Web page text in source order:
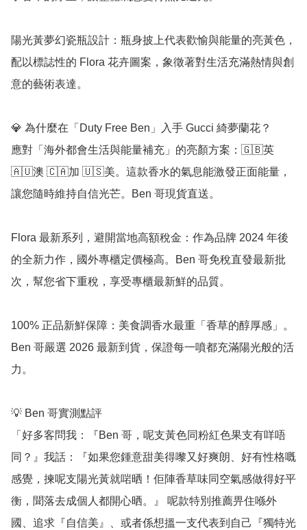
陽光黃夢幻瓷瓶設計：瓶身披上代表歡愉與能量的亮黃色，
配以標誌性的 Flora 花卉圖案，象徵著對生活充滿熱情與創
意的藝術表達。
💎 為什麼在「Duty Free Ben」入手 Gucci 綺夢蘭花？
應對「海外都會生活與能量補充」的亮顏方案：🇬🇧英
🇦🇺澳 🇨🇦加 🇺🇸美。這款香水的氣息能激發正面能量，
讓您隨時維持自信光芒。Ben 哥現貨直送。
Flora 最新系列，避開當地高額稅金：作為品牌 2024 年後
的全新力作，國外專櫃定價極高。Ben 哥免稅直發最新批
次，幫您省下重稅，享受專櫃最新鮮的品質。
100% 正品新鮮保障：美食調香水最重「香草的醇厚感」。
Ben 哥嚴選 2026 最新到貨，保證每一噴都充滿陽光般的活
力。
💡 Ben 哥實測點評
「好多客問我：『Ben 哥，呢支黃色同粉紅色果支有咩唔
同？』我話：『如果您鍾意甜美得嚟又好爽朗、好有性格嘅
感覺，揀呢支陽光黃就啱晒！佢陣香草味同空氣感做得好平
衡，聞落去成個人都開心晒。』 呢款特別推薦畀住喺外
國、追求『自信美』、或者係想搵一支代表到自己『獨特光